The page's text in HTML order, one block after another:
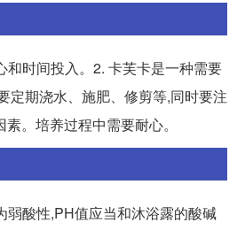
和时间投入。2. 卡芙卡是一种需要
定期浇水、施肥、修剪等,同时要注
。培养过程中需要耐心。
弱酸性,PH值应当和沐浴露的酸碱